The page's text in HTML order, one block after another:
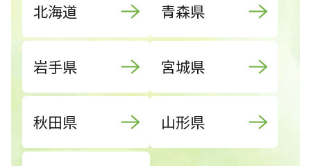
北海道 青森県
岩手県 宮城県
秋田県 山形県